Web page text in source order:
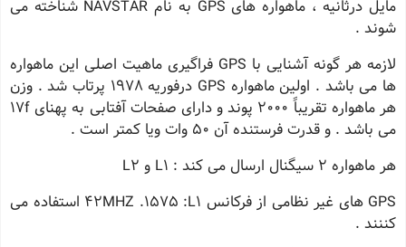
مایل درثانیه ، ماهواره های GPS به نام NAVSTAR شناخته می
شوند .
لازمه هر گونه آشنایی با GPS فراگیری ماهیت اصلی این ماهواره
ها می باشد . اولین ماهواره GPS درفوریه 1978 پرتاب شد . وزن
هر ماهواره تقریباً 2000 پوند و دارای صفحات آفتابی به پهنای 17f
می باشد . و قدرت فرستنده آن 50 وات ویا كمتر است .
هر ماهواره 2 سیگنال ارسال می كند :
L1 و L2
GPS های غیر نظامی از فركانس ٤٢MHZ .1575 :L1 استفاده می
كننند .